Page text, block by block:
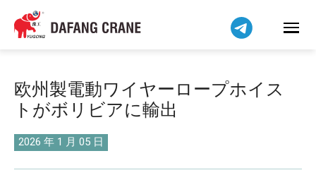
欧州製電動ワイヤーロープホイス
トがボリビアに輸出
2026 年 1 月 05 日
Bahasa Indonesia
Bahasa Melayu
বাংলা
فارسی
Pilipino
اردو